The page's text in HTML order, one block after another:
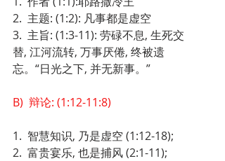
2.  主题: (1:2): 凡事都是虚空
3.  主旨: (1:3-11): 劳碌不息, 生死交
替, 江河流转, 万事厌倦, 终被遗
忘。“日光之下, 并无新事。”
B)  辩论: (1:12-11:8)
1.  智慧知识, 乃是虚空 (1:12-18);
2.  富贵宴乐, 也是捕风 (2:1-11);